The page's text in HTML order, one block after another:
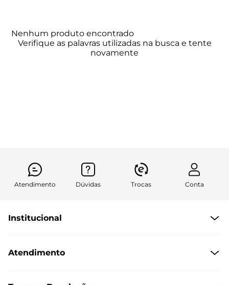
Nenhum produto encontrado
Atendimento Dúvidas Trocas Conta
Institucional
Políticas de Privacidade
Atendimento